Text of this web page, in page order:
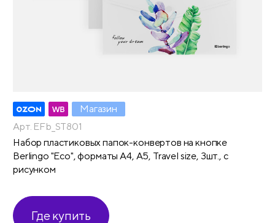
Магазин
Арт. EFb_ST801
Набор пластиковых папок-конвертов на кнопке
Berlingo "Eco", форматы А4, А5, Travel size, 3шт., с
рисунком
Где купить